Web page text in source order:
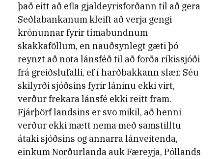
það eitt að efla gjaldeyrisforðann til að gera
Seðlabankanum kleift að verja gengi
krónunnar fyrir tímabundnum
skakkaföllum, en nauðsynlegt gæti þó
reynzt að nota lánsféð til að forða ríkissjóði
frá greiðslufalli, ef í harðbakkann slær. Séu
skilyrði sjóðsins fyrir láninu ekki virt,
verður frekara lánsfé ekki reitt fram.
Fjárþörf landsins er svo mikil, að henni
verður ekki mætt nema með samstilltu
átaki sjóðsins og annarra lánveitenda,
einkum Norðurlanda auk Færeyja, Póllands